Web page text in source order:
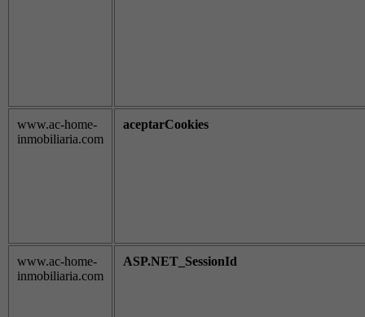
www.ac-home-
inmobiliaria.com
aceptarCookies
www.ac-home-
inmobiliaria.com
ASP.NET_SessionId